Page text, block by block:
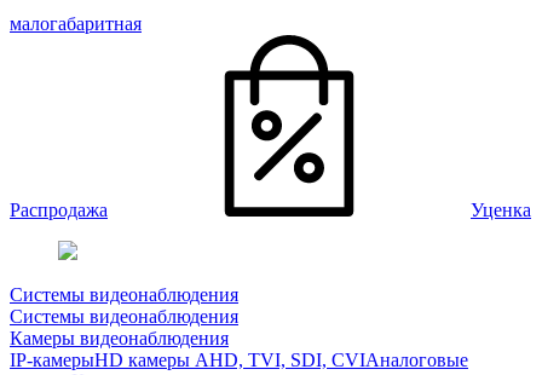
малогабаритная
Распродажа Уценка
Системы видеонаблюдения
Системы видеонаблюдения
Камеры видеонаблюдения
IP-камерыHD камеры AHD, TVI, SDI, CVIАналоговые